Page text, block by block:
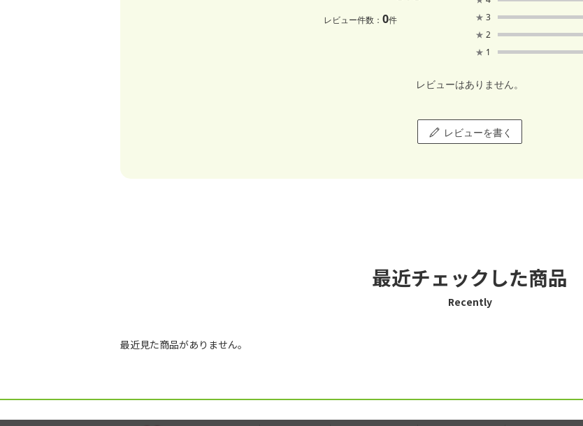
レビュー件数： 0件 ★ 3
★ 2
★ 1
レビューはありません。
レビューを書く
最近チェックした商品
Recently
最近見た商品がありません。